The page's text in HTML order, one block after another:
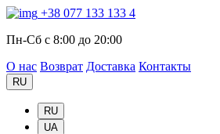
+38 077 133 133 4
Пн-Сб с 8:00 до 20:00
О нас Возврат Доставка Контакты
RU
RU
UA